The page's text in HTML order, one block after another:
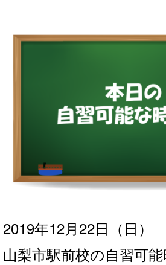
2019年12月22日（日）
山梨市駅前校の自習可